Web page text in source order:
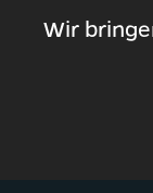
Wir